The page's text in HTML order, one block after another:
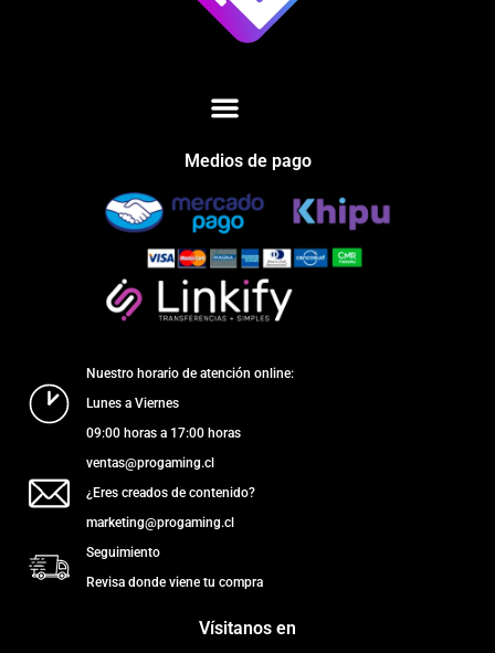
Medios de pago
Nuestro horario de atención online:
Lunes a Viernes
09:00 horas a 17:00 horas
ventas@progaming.cl
¿Eres creados de contenido?
marketing@progaming.cl
Seguimiento
Revisa donde viene tu compra
Vísitanos en